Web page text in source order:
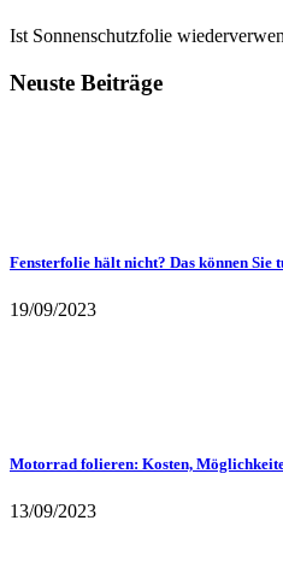
Ist Sonnenschutzfolie
Neuste Beiträge
Fensterfolie hält nicht? Das können Sie
19/09/2023
Motorrad folieren: Kosten,
13/09/2023